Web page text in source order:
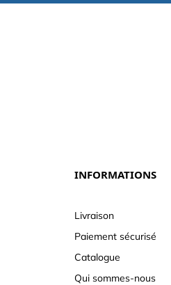
INFORMATIONS
Livraison
Paiement sécurisé
Catalogue
Qui sommes-nous